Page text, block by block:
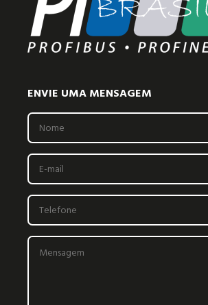
ENVIE UMA MENSAGEM